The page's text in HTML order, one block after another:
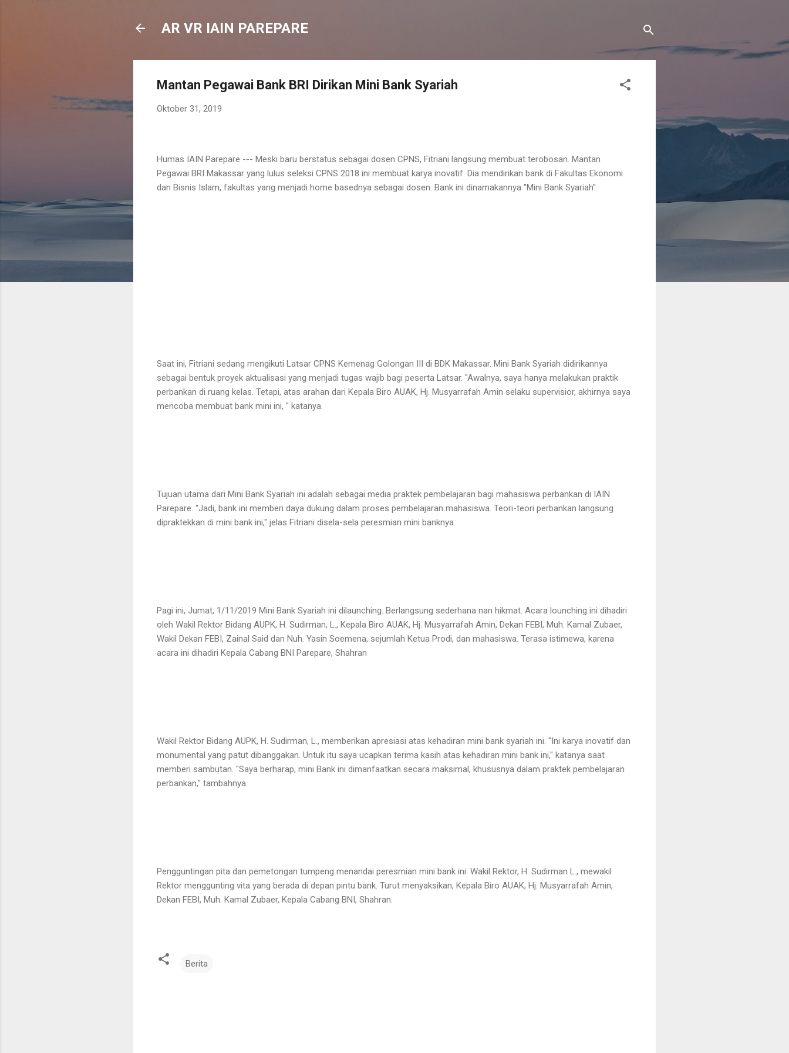
AR VR IAIN PAREPARE
Mantan Pegawai Bank BRI Dirikan Mini Bank Syariah
Oktober 31, 2019
Humas IAIN Parepare --- Meski baru berstatus sebagai dosen CPNS, Fitriani langsung membuat terobosan. Mantan
Pegawai BRI Makassar yang lulus seleksi CPNS 2018 ini membuat karya inovatif. Dia mendirikan bank di Fakultas Ekonomi
dan Bisnis Islam, fakultas yang menjadi home basednya sebagai dosen. Bank ini dinamakannya "Mini Bank Syariah".
Saat ini, Fitriani sedang mengikuti Latsar CPNS Kemenag Golongan III di BDK Makassar. Mini Bank Syariah didirikannya
sebagai bentuk proyek aktualisasi yang menjadi tugas wajib bagi peserta Latsar. "Awalnya, saya hanya melakukan praktik
perbankan di ruang kelas. Tetapi, atas arahan dari Kepala Biro AUAK, Hj. Musyarrafah Amin selaku supervisior, akhirnya saya
mencoba membuat bank mini ini, " katanya.
Tujuan utama dari Mini Bank Syariah ini adalah sebagai media praktek pembelajaran bagi mahasiswa perbankan di IAIN
Parepare. "Jadi, bank ini memberi daya dukung dalam proses pembelajaran mahasiswa. Teori-teori perbankan langsung
dipraktekkan di mini bank ini," jelas Fitriani disela-sela peresmian mini banknya.
Pagi ini, Jumat, 1/11/2019 Mini Bank Syariah ini dilaunching. Berlangsung sederhana nan hikmat. Acara lounching ini dihadiri
oleh Wakil Rektor Bidang AUPK, H. Sudirman, L., Kepala Biro AUAK, Hj. Musyarrafah Amin, Dekan FEBI, Muh. Kamal Zubaer,
Wakil Dekan FEBI, Zainal Said dan Nuh. Yasin Soemena, sejumlah Ketua Prodi, dan mahasiswa. Terasa istimewa, karena
acara ini dihadiri Kepala Cabang BNI Parepare, Shahran
Wakil Rektor Bidang AUPK, H. Sudirman, L., memberikan apresiasi atas kehadiran mini bank syariah ini. "Ini karya inovatif dan
monumental yang patut dibanggakan. Untuk itu saya ucapkan terima kasih atas kehadiran mini bank ini," katanya saat
memberi sambutan. "Saya berharap, mini Bank ini dimanfaatkan secara maksimal, khususnya dalam praktek pembelajaran
perbankan," tambahnya.
Pengguntingan pita dan pemetongan tumpeng menandai peresmian mini bank ini. Wakil Rektor, H. Sudirman L., mewakil
Rektor menggunting vita yang berada di depan pintu bank. Turut menyaksikan, Kepala Biro AUAK, Hj. Musyarrafah Amin,
Dekan FEBI, Muh. Kamal Zubaer, Kepala Cabang BNI, Shahran.
Berita